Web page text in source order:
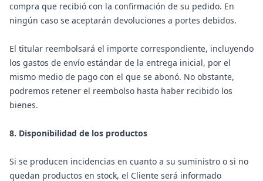
compra que recibió con la confirmación de su pedido. En
ningún caso se aceptarán devoluciones a portes debidos.
El titular reembolsará el importe correspondiente, incluyendo
los gastos de envío estándar de la entrega inicial, por el
mismo medio de pago con el que se abonó. No obstante,
podremos retener el reembolso hasta haber recibido los
bienes.
8. Disponibilidad de los productos
Si se producen incidencias en cuanto a su suministro o si no
quedan productos en stock, el Cliente será informado